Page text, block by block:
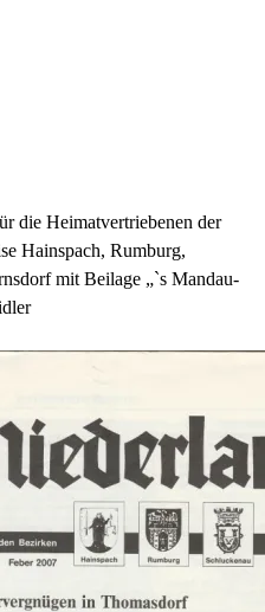
die Heimatvertriebenen der
Hainspach, Rumburg,
mit Beilage „`s Mandau-